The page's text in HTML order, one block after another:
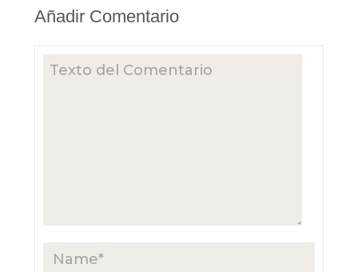
Añadir Comentario